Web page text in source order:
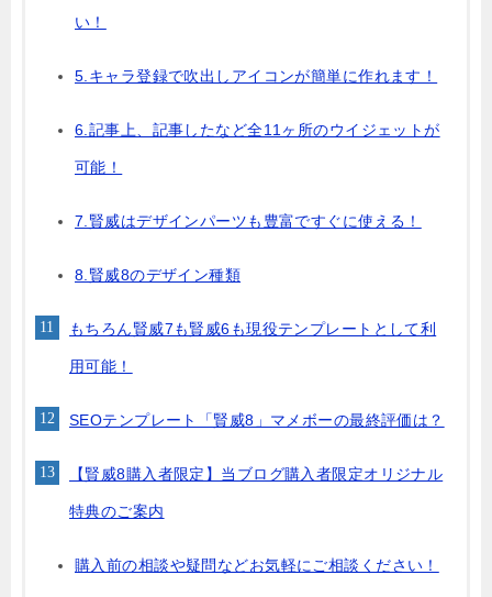
い！
5.キャラ登録で吹出しアイコンが簡単に作れます！
6.記事上、記事したなど全11ヶ所のウイジェットが
可能！
7.賢威はデザインパーツも豊富ですぐに使える！
8.賢威8のデザイン種類
もちろん賢威7も賢威6も現役テンプレートとして利
用可能！
SEOテンプレート「賢威8」マメボーの最終評価は？
【賢威8購入者限定】当ブログ購入者限定オリジナル
特典のご案内
購入前の相談や疑問などお気軽にご相談ください！